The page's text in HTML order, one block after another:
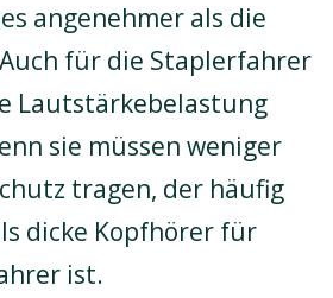
angenehmer als die
für die Staplerfahrer
Lautstärkebelastung
sie müssen weniger
tragen, der häufig
dicke Kopfhörer für
ist.